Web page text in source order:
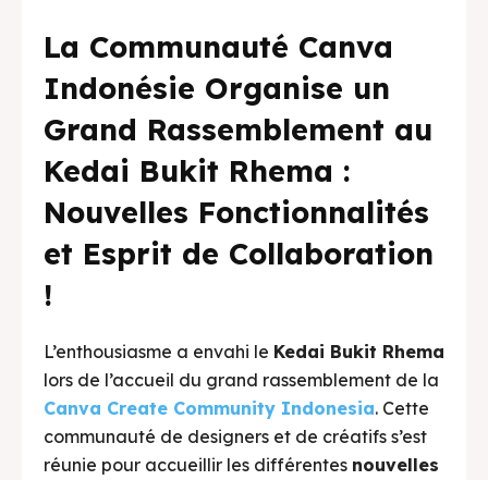
La Communauté Canva
Indonésie Organise un
Grand Rassemblement au
Kedai Bukit Rhema :
Nouvelles Fonctionnalités
et Esprit de Collaboration
!
L’enthousiasme a envahi le Kedai Bukit Rhema
lors de l’accueil du grand rassemblement de la
Canva Create Community Indonesia. Cette
communauté de designers et de créatifs s’est
réunie pour accueillir les différentes nouvelles